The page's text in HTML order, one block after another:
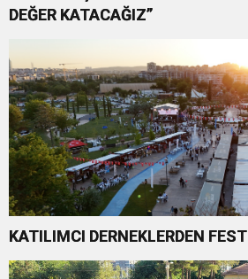
DEĞER KATACAĞIZ”
KATILIMCI DERNEKLERDEN